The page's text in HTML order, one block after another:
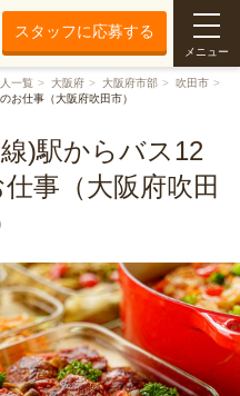
スタッフに応募する
メニュー
一覧 大阪府 大阪府市部
吹田市
お仕事（大阪府吹田市）
)駅からバス12
事（大阪府吹田